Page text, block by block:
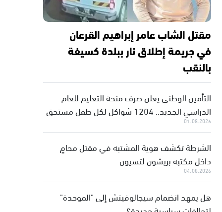
مقتل الشاب عامر إبراهيم القرعان
في جريمة إطلاق نار ببلدة كسيفة
بالنقب
التأمين الوطني يعلن صرف منحة التعليم للعام
الدراسي الجديد.. 1204 شواكل لكل طفل مستحق
01.08.2026
الشرطة تكشف هوية المشتبه في مقتل محامٍ
داخل مكتبه بريشون لتسيون
04.08.2026
هل يمهد انضمام سيجالوفيتش إلى "الموحدة"